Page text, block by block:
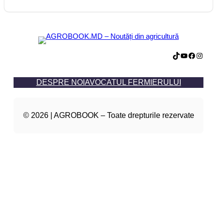
TikTok YouTube Facebook Instagram
DESPRE NOI AVOCATUL FERMIERULUI
© 2026 | AGROBOOK – Toate drepturile rezervate